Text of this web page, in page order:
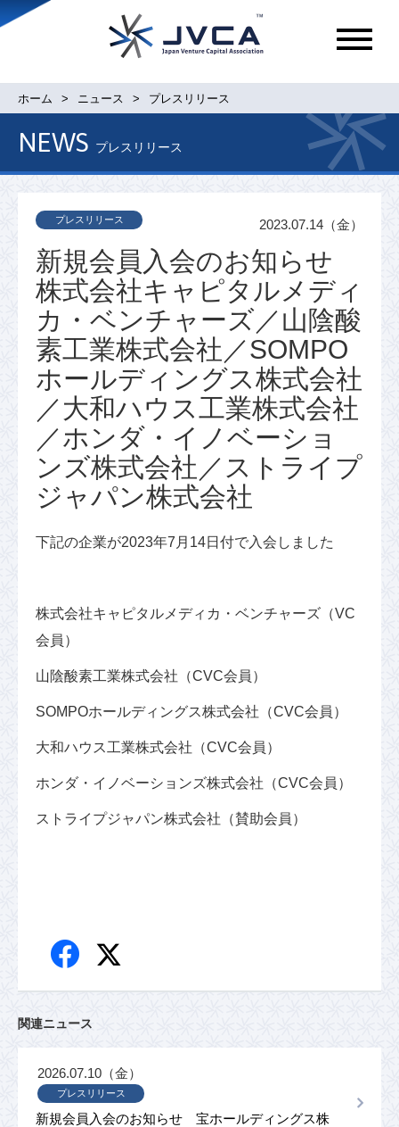
メ
ュ
ホーム ニュース プレスリリース
NEWS プレスリリース
新規会員入会のお知らせ
株式会社キャピタルメディ
カ・ベンチャーズ／山陰酸
素工業株式会社／SOMPO
ホールディングス株式会社
／大和ハウス工業株式会社
／ホンダ・イノベーショ
ンズ株式会社／ストライプ
ジャパン株式会社
プレスリリース 2023.07.14（金）
下記の企業が2023年7月14日付で入会しました
株式会社キャピタルメディカ・ベンチャーズ（VC
会員）
山陰酸素工業株式会社（CVC会員）
SOMPOホールディングス株式会社（CVC会員）
大和ハウス工業株式会社（CVC会員）
ホンダ・イノベーションズ株式会社（CVC会員）
ストライプジャパン株式会社（賛助会員）
関連ニュース
新規会員入会のお知らせ 宝ホールディングス株
プレスリリース
2026.07.10（金）